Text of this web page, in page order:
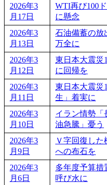
2026年3
月17日
WTI再び100
に懸念
2026年3
月13日
石油備蓄の
万全に
2026年3
月12日
東日本大震
に回帰を
2026年3
月11日
東日本大震
生」着実に
2026年3
月10日
イラン情勢
油急騰」憂う
2026年3
月9日
Ｖ字回復し
への布石を
2026年3
月6日
多年度予算
呼び水に